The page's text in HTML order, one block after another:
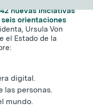
42 nuevas iniciativas
seis orientaciones
Ursula Von
el Estado de la
digital.
las personas.
mundo.